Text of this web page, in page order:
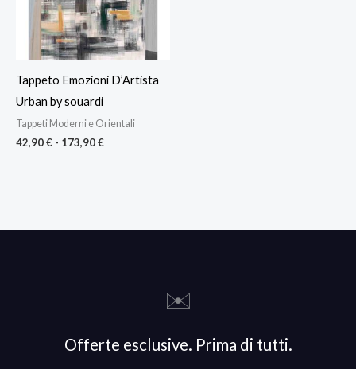
Tappeto Emozioni D’Artista
Urban by souardi
Tappeti Moderni e Orientali
42,90€ - 173,90€
✉️
Offerte esclusive. Prima di tutti.